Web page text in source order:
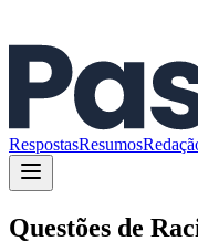
RespostasResumos
Questões de